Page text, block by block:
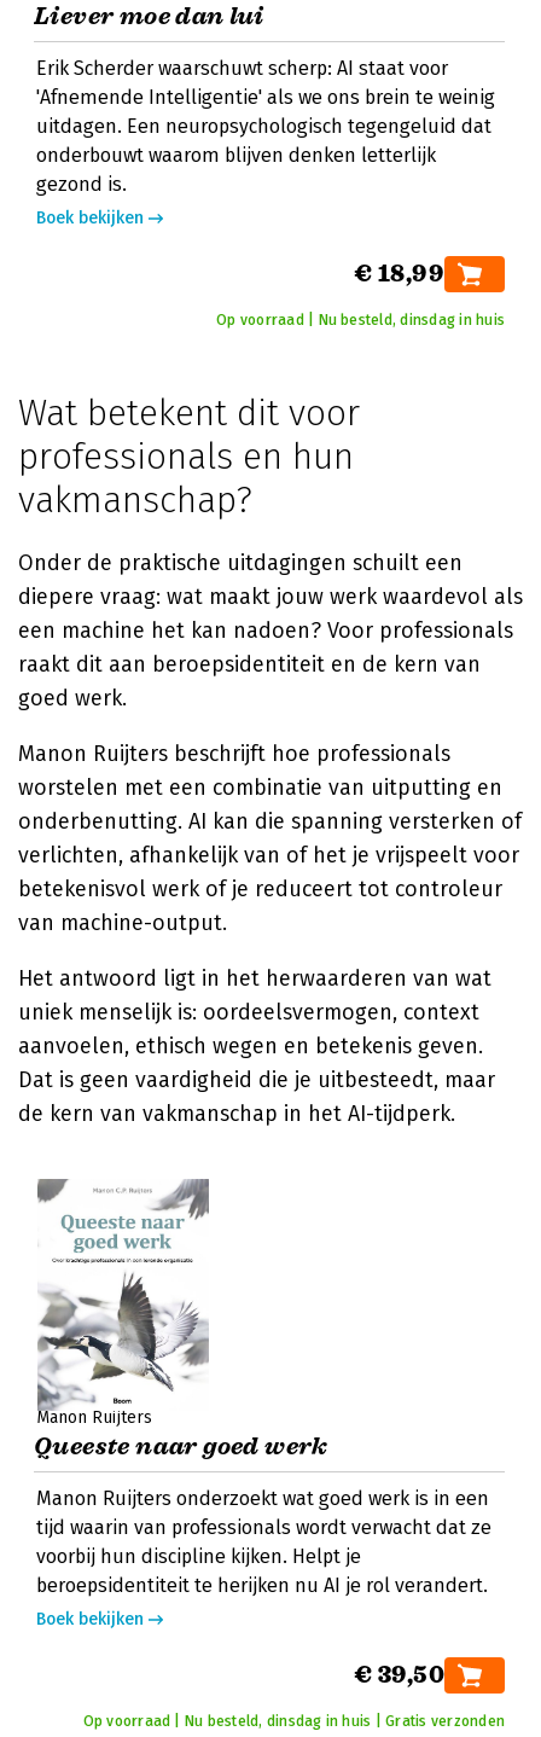
Liever moe dan lui
Erik Scherder waarschuwt scherp: AI staat voor
'Afnemende Intelligentie' als we ons brein te weinig
uitdagen. Een neuropsychologisch tegengeluid dat
onderbouwt waarom blijven denken letterlijk
gezond is.
Boek bekijken
€ 18,99
Op voorraad | Nu besteld, dinsdag in huis
Wat betekent dit voor
professionals en hun
vakmanschap?
Onder de praktische uitdagingen schuilt een
diepere vraag: wat maakt jouw werk waardevol als
een machine het kan nadoen? Voor professionals
raakt dit aan beroepsidentiteit en de kern van
goed werk.
Manon Ruijters beschrijft hoe professionals
worstelen met een combinatie van uitputting en
onderbenutting. AI kan die spanning versterken of
verlichten, afhankelijk van of het je vrijspeelt voor
betekenisvol werk of je reduceert tot controleur
van machine-output.
Het antwoord ligt in het herwaarderen van wat
uniek menselijk is: oordeelsvermogen, context
aanvoelen, ethisch wegen en betekenis geven.
Dat is geen vaardigheid die je uitbesteedt, maar
de kern van vakmanschap in het AI-tijdperk.
Manon Ruijters
Queeste naar goed werk
Manon Ruijters onderzoekt wat goed werk is in een
tijd waarin van professionals wordt verwacht dat ze
voorbij hun discipline kijken. Helpt je
beroepsidentiteit te herijken nu AI je rol verandert.
Boek bekijken
€ 39,50
Op voorraad | Nu besteld, dinsdag in huis | Gratis verzonden